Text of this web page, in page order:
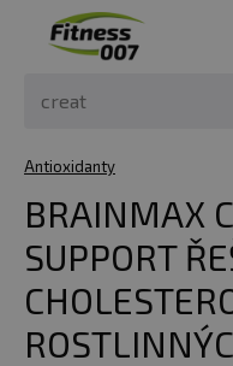
Antioxidanty
BRAINMAX
SUPPORT